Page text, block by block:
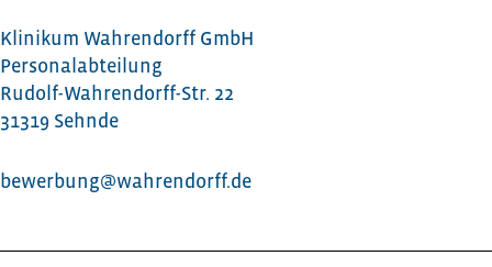
Klinikum Wahrendorff GmbH
Personalabteilung
Rudolf-Wahrendorff-Str. 22
31319 Sehnde
bewerbung@wahrendorff.de